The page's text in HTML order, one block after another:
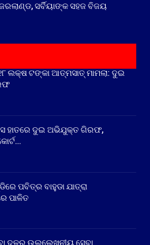
ସର୍ବିୟାଙ୍କ ସହଜ ବିଜୟ
ଲକ୍ଷ ଟଙ୍କା ଆତ୍ମସାତ୍ ମାମଲା: ଦୁଇ
ହାତରେ ଦୁଇ ଅଭିଯୁକ୍ତ ଗିରଫ,
ପବିତ୍ର ବାହୁଡା ଯାତ୍ରା
ପାଳିତ
ଦଳର ଉଲ୍ଲେଖନୀୟ ସେବା